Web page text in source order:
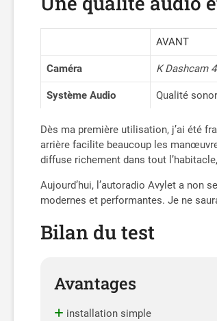
AVANT
Caméra K Dashcam
Système Audio Qualité
Dès ma première utilisation, j’ai été
arrière facilite beaucoup les
diffuse richement dans tout
Aujourd’hui, l’autoradio Avylet a non
modernes et performantes. Je ne
Bilan du test
Avantages
installation simple